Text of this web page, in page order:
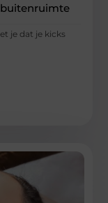
je dat je kicks